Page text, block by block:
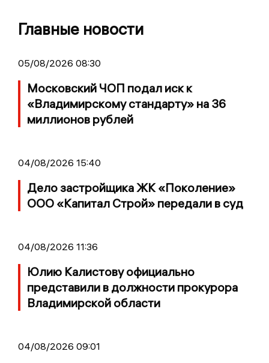
Главные новости
05/08/2026 08:30
Московский ЧОП подал иск к
«Владимирскому стандарту» на 36
миллионов рублей
04/08/2026 15:40
Дело застройщика ЖК «Поколение»
ООО «Капитал Строй» передали в суд
04/08/2026 11:36
Юлию Калистову официально
представили в должности прокурора
Владимирской области
04/08/2026 09:01